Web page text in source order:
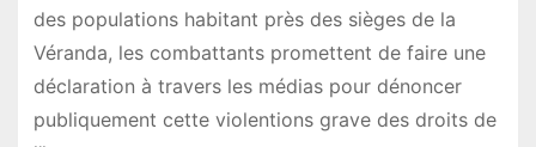
des populations habitant près des sièges de la
Véranda, les combattants promettent de faire une
déclaration à travers les médias pour dénoncer
publiquement cette violentions grave des droits de